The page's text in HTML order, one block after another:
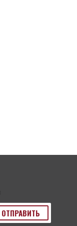
ОТПРАВИТЬ